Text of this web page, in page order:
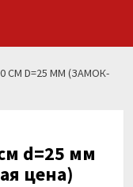
СМ D=25 ММ (ЗАМОК-
d=25 мм
цена)